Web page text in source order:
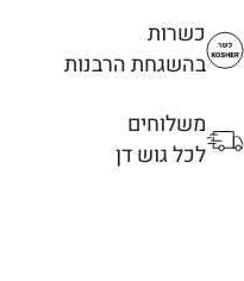
כשרות
בהשגחת הרבנות
משלוחים
לכל גוש דן